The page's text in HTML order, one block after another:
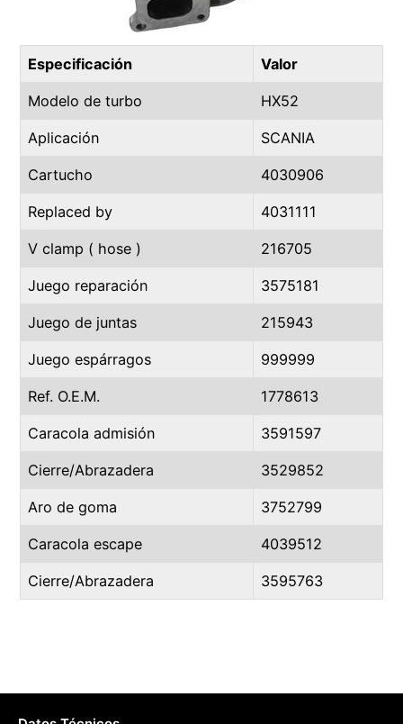
Especificación Valor
Modelo de turbo HX52
Aplicación SCANIA
Cartucho 4030906
Replaced by 4031111
V clamp ( hose ) 216705
Juego reparación 3575181
Juego de juntas 215943
Juego espárragos 999999
Ref. O.E.M. 1778613
Caracola admisión 3591597
Cierre/Abrazadera 3529852
Aro de goma 3752799
Caracola escape 4039512
Cierre/Abrazadera 3595763